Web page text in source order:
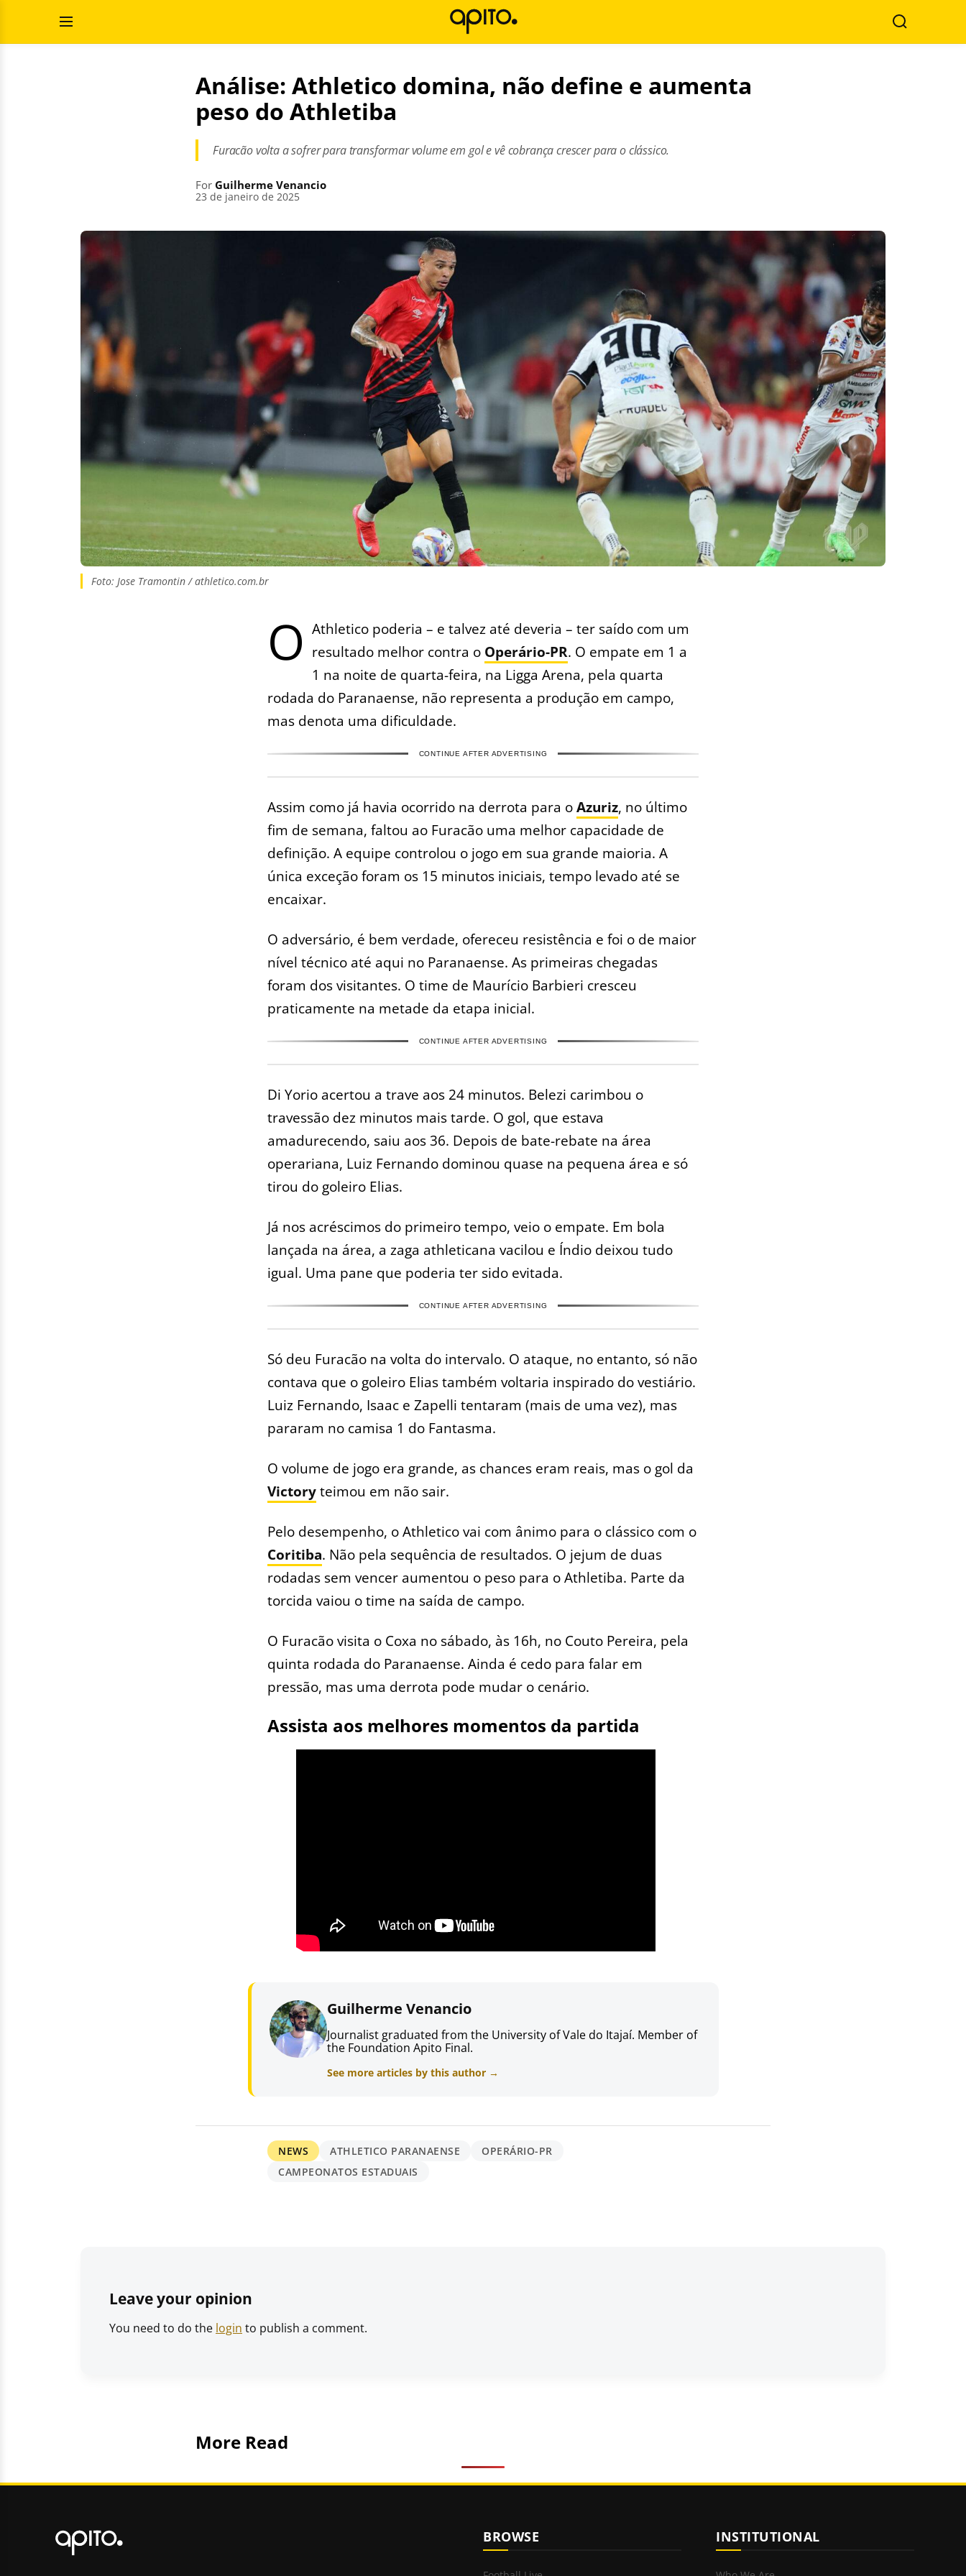
Open
Menu
Search
Análise: Athletico domina, não define e aumenta
peso do Athletiba
Furacão volta a sofrer para transformar volume em gol e vê cobrança crescer para o clássico.
For Guilherme Venancio
23 de janeiro de 2025
Foto: Jose Tramontin / athletico.com.br
O Athletico poderia – e talvez até deveria – ter saído com um
resultado melhor contra o Operário-PR. O empate em 1 a
1 na noite de quarta-feira, na Ligga Arena, pela quarta
rodada do Paranaense, não representa a produção em campo,
mas denota uma dificuldade.
CONTINUE AFTER ADVERTISING
Assim como já havia ocorrido na derrota para oAzuriz, no último
fim de semana, faltou ao Furacão uma melhor capacidade de
definição. A equipe controlou o jogo em sua grande maioria. A
única exceção foram os 15 minutos iniciais, tempo levado até se
encaixar.
O adversário, é bem verdade, ofereceu resistência e foi o de maior
nível técnico até aqui no Paranaense. As primeiras chegadas
foram dos visitantes. O time de Maurício Barbieri cresceu
praticamente na metade da etapa inicial.
CONTINUE AFTER ADVERTISING
Di Yorio acertou a trave aos 24 minutos. Belezi carimbou o
travessão dez minutos mais tarde. O gol, que estava
amadurecendo, saiu aos 36. Depois de bate-rebate na área
operariana, Luiz Fernando dominou quase na pequena área e só
tirou do goleiro Elias.
Já nos acréscimos do primeiro tempo, veio o empate. Em bola
lançada na área, a zaga athleticana vacilou e Índio deixou tudo
igual. Uma pane que poderia ter sido evitada.
CONTINUE AFTER ADVERTISING
Só deu Furacão na volta do intervalo. O ataque, no entanto, só não
contava que o goleiro Elias também voltaria inspirado do vestiário.
Luiz Fernando, Isaac e Zapelli tentaram (mais de uma vez), mas
pararam no camisa 1 do Fantasma.
O volume de jogo era grande, as chances eram reais, mas o gol da
Victoryteimou em não sair.
Pelo desempenho, o Athletico vai com ânimo para o clássico com o
Coritiba. Não pela sequência de resultados. O jejum de duas
rodadas sem vencer aumentou o peso para o Athletiba. Parte da
torcida vaiou o time na saída de campo.
O Furacão visita o Coxa no sábado, às 16h, no Couto Pereira, pela
quinta rodada do Paranaense. Ainda é cedo para falar em
pressão, mas uma derrota pode mudar o cenário.
Assista aos melhores momentos da partida
Guilherme Venancio
Journalist graduated from the University of Vale do Itajaí. Member of
the Foundation Apito Final.
See more articles by this author →
NEWS ATHLETICO PARANAENSE
OPERÁRIO-PR
CAMPEONATOS ESTADUAIS
Leave your opinion
You need to do the login to publish a comment.
More Read
BROWSE INSTITUTIONAL